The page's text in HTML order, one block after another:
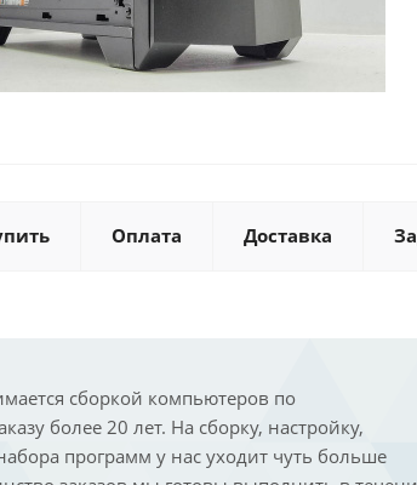
Оплата Доставка
сборкой компьютеров по
более 20 лет. На сборку, настройку,
программ у нас уходит чуть больше